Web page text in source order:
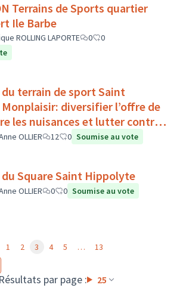
Terrains de Sports quartier
Ile Barbe
ROLLING LAPORTE 0
0
terrain de sport Saint
diversifier l’offre de
les nuisances et lutter contre
OLLIER 12 0 Soumise au vote
Square Saint Hippolyte
OLLIER 0 0 Soumise au vote
Résultats par page : 25
1 2 3 4 5 … 13